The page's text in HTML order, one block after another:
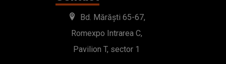
Bd. Mărăști 65-67,
Romexpo Intrarea C,
Pavilion T, sector 1